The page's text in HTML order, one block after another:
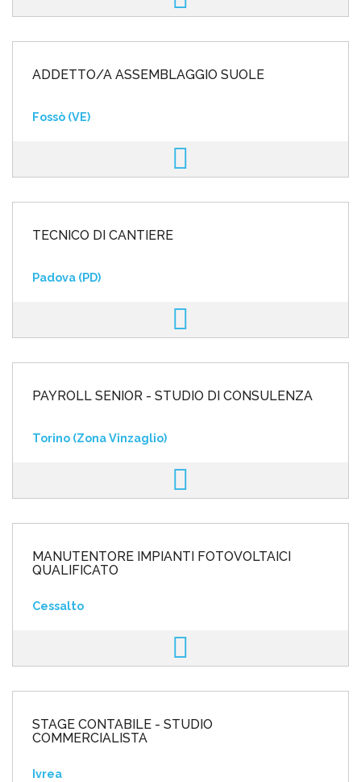
ADDETTO/A ASSEMBLAGGIO SUOLE
Fossò (VE)
TECNICO DI CANTIERE
Padova (PD)
PAYROLL SENIOR - STUDIO DI CONSULENZA
Torino (Zona Vinzaglio)
MANUTENTORE IMPIANTI FOTOVOLTAICI
QUALIFICATO
Cessalto
STAGE CONTABILE - STUDIO
COMMERCIALISTA
Ivrea